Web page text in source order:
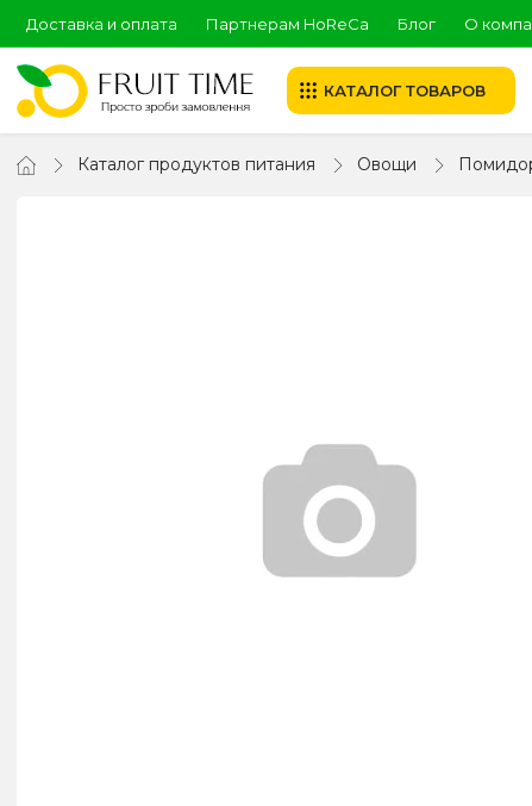
Доставка и оплата Партнерам HoReCa Блог О
КАТАЛОГ ТОВАРОВ
Каталог продуктов питания Овощи